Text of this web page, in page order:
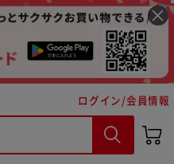
ログイン/会員情報